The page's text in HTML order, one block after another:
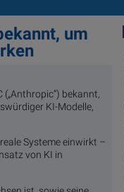
um
bekannt,
KI-Modelle,
Systeme einwirkt –
von KI in